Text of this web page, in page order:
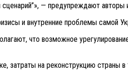
— предупреждают авторы
и внутренние проблемы самой
что возможное
затраты на реконструкцию страны